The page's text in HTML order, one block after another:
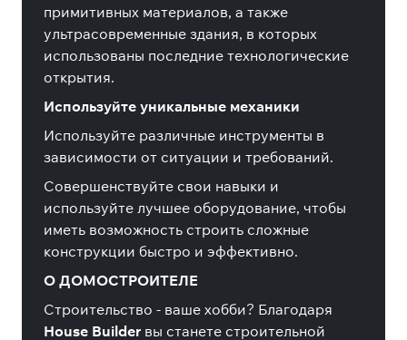
примитивных материалов, а также
ультрасовременные здания, в которых
использованы последние технологические
открытия.
Используйте уникальные механики
Используйте различные инструменты в
зависимости от ситуации и требований.
Совершенствуйте свои навыки и
используйте лучшее оборудование, чтобы
иметь возможность строить сложные
конструкции быстро и эффективно.
О ДОМОСТРОИТЕЛЕ
Строительство - ваше хобби? Благодаря
House Builder вы станете строительной